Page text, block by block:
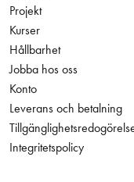
Projekt
Kurser
Hållbarhet
Jobba hos oss
Konto
Leverans och betalning
Integritetspolicy